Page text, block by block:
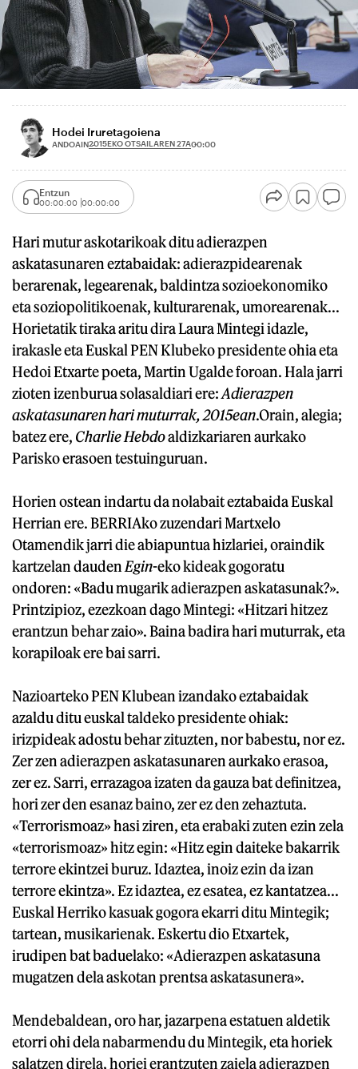
Hodei Iruretagoiena
ANDOAIN2015EKO OTSAILAREN 27A00:00
Entzun
00:00:00 00:00:00
Hari mutur askotarikoak ditu adierazpen
askatasunaren eztabaidak: adierazpidearenak
berarenak, legearenak, baldintza sozioekonomiko
eta soziopolitikoenak, kulturarenak, umorearenak...
Horietatik tiraka aritu dira Laura Mintegi idazle,
irakasle eta Euskal PEN Klubeko presidente ohia eta
Hedoi Etxarte poeta, Martin Ugalde foroan. Hala jarri
zioten izenburua solasaldiari ere:Adierazpen
askatasunaren hari muturrak, 2015ean.Orain, alegia;
batez ere, Charlie Hebdoaldizkariaren aurkako
Parisko erasoen testuinguruan.
Horien ostean indartu da nolabait eztabaida Euskal
Herrian ere. BERRIAko zuzendari Martxelo
Otamendik jarri die abiapuntua hizlariei, oraindik
kartzelan dauden Egin-eko kideak gogoratu
ondoren: «Badu mugarik adierazpen askatasunak?».
Printzipioz, ezezkoan dago Mintegi: «Hitzari hitzez
erantzun behar zaio». Baina badira hari muturrak, eta
korapiloak ere bai sarri.
Nazioarteko PEN Klubean izandako eztabaidak
azaldu ditu euskal taldeko presidente ohiak:
irizpideak adostu behar zituzten, nor babestu, nor ez.
Zer zen adierazpen askatasunaren aurkako erasoa,
zer ez. Sarri, errazagoa izaten da gauza bat definitzea,
hori zer den esanaz baino, zer ez den zehaztuta.
«Terrorismoaz» hasi ziren, eta erabaki zuten ezin zela
«terrorismoaz» hitz egin: «Hitz egin daiteke bakarrik
terrore ekintzei buruz. Idaztea, inoiz ezin da izan
terrore ekintza». Ez idaztea, ez esatea, ez kantatzea...
Euskal Herriko kasuak gogora ekarri ditu Mintegik;
tartean, musikarienak. Eskertu dio Etxartek,
irudipen bat baduelako: «Adierazpen askatasuna
mugatzen dela askotan prentsa askatasunera».
Mendebaldean, oro har, jazarpena estatuen aldetik
etorri ohi dela nabarmendu du Mintegik, eta horiek
salatzen direla, horiei erantzuten zaiela adierazpen